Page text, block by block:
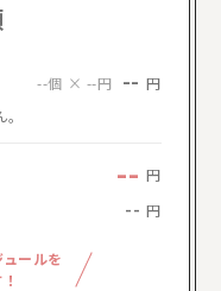
--個 × --円 -- 円
-- 円
-- 円
ールを